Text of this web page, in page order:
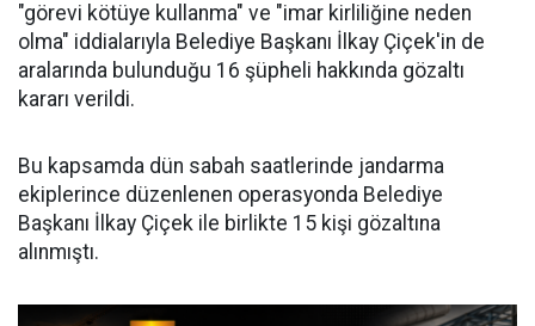
"görevi kötüye kullanma" ve "imar kirliliğine neden
olma" iddialarıyla Belediye Başkanı İlkay Çiçek'in de
aralarında bulunduğu 16 şüpheli hakkında gözaltı
kararı verildi.
Bu kapsamda dün sabah saatlerinde jandarma
ekiplerince düzenlenen operasyonda Belediye
Başkanı İlkay Çiçek ile birlikte 15 kişi gözaltına
alınmıştı.